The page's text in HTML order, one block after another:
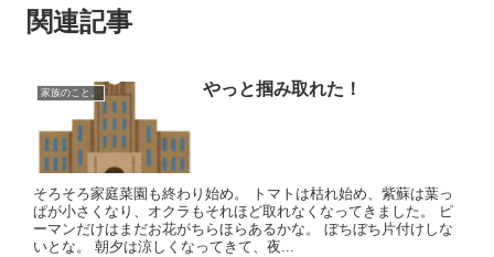
関連記事
家族のこと。 やっと掴み取れた！
そろそろ家庭菜園も終わり始め。 トマトは枯れ始め、紫蘇は葉っ
ぱが小さくなり、オクラもそれほど取れなくなってきました。 ピ
ーマンだけはまだお花がちらほらあるかな。 ぼちぼち片付けしな
いとな。 朝夕は涼しくなってきて、夜...